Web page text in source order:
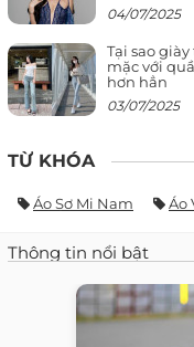
04/07/2025
Tại sao
mặc với
hơn hẳn
03/07/2025
TỪ KHÓA
Áo Sơ Mi Nam Áo
Thông tin nổi bật